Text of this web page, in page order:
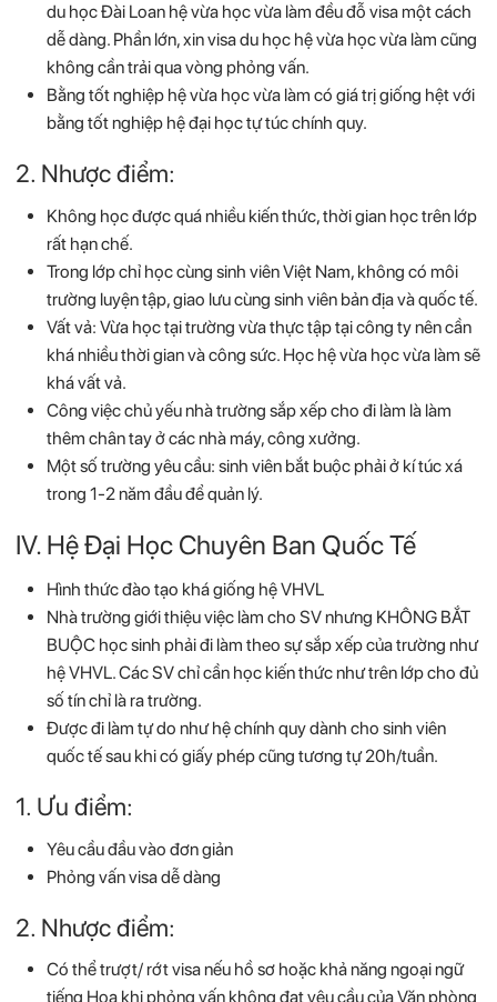
du học Đài Loan hệ vừa học vừa làm đều đỗ visa một cách
dễ dàng. Phần lớn, xin visa du học hệ vừa học vừa làm cũng
không cần trải qua vòng phỏng vấn.
Bằng tốt nghiệp hệ vừa học vừa làm có giá trị giống hệt với
bằng tốt nghiệp hệ đại học tự túc chính quy.
2. Nhược điểm:
Không học được quá nhiều kiến thức, thời gian học trên lớp
rất hạn chế.
Trong lớp chỉ học cùng sinh viên Việt Nam, không có môi
trường luyện tập, giao lưu cùng sinh viên bản địa và quốc tế.
Vất vả: Vừa học tại trường vừa thực tập tại công ty nên cần
khá nhiều thời gian và công sức. Học hệ vừa học vừa làm sẽ
khá vất vả.
Công việc chủ yếu nhà trường sắp xếp cho đi làm là làm
thêm chân tay ở các nhà máy, công xưởng.
Một số trường yêu cầu: sinh viên bắt buộc phải ở kí túc xá
trong 1-2 năm đầu để quản lý.
IV. Hệ Đại Học Chuyên Ban Quốc Tế
Hình thức đào tạo khá giống hệ VHVL
Nhà trường giới thiệu việc làm cho SV nhưng KHÔNG BẮT
BUỘC học sinh phải đi làm theo sự sắp xếp của trường như
hệ VHVL. Các SV chỉ cần học kiến thức như trên lớp cho đủ
số tín chỉ là ra trường.
Được đi làm tự do như hệ chính quy dành cho sinh viên
quốc tế sau khi có giấy phép cũng tương tự 20h/tuần.
1. Ưu điểm:
Yêu cầu đầu vào đơn giản
Phỏng vấn visa dễ dàng
2. Nhược điểm:
Có thể trượt/ rớt visa nếu hồ sơ hoặc khả năng ngoại ngữ
tiếng Hoa khi phỏng vấn không đạt yêu cầu của Văn phòng